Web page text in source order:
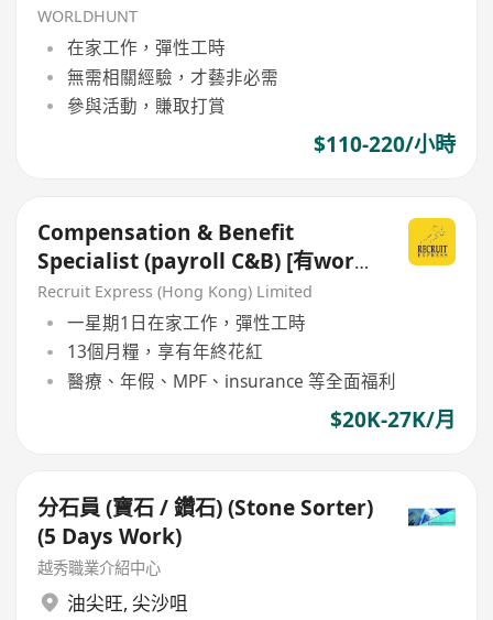
WORLDHUNT
在家工作，彈性工時
無需相關經驗，才藝非必需
參與活動，賺取打賞
$110-220/小時
Compensation & Benefit
Specialist (payroll C&B) [有work
from home!]
Recruit Express (Hong Kong) Limited
一星期1日在家工作，彈性工時
13個月糧，享有年終花紅
醫療、年假、MPF、insurance 等全面福利
$20K-27K/月
分石員 (寶石 / 鑽石) (Stone Sorter)
(5 Days Work)
越秀職業介紹中心
油尖旺, 尖沙咀